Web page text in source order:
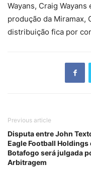
Wayans, Craig
produção da Miramax,
distribuição fica por
Previous article
Disputa entre John
Eagle Football Holdings
Botafogo será julgada
Arbitragem